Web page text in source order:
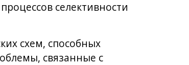
селективности
схем, способных
связанные с